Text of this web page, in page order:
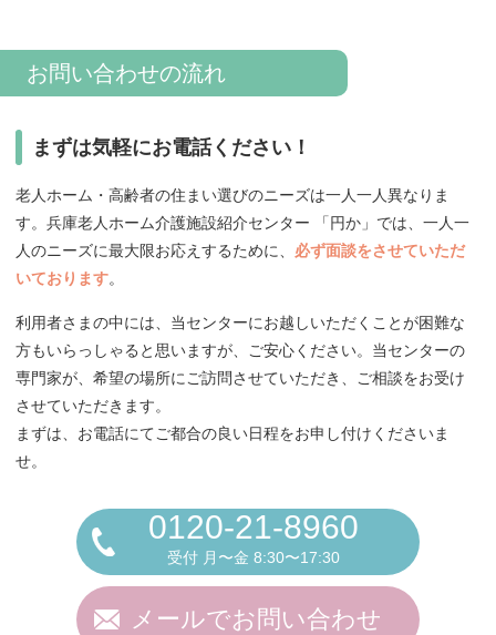
お問い合わせの流れ
まずは気軽にお電話ください！
老人ホーム・高齢者の住まい選びのニーズは一人一人異なりま
す。兵庫老人ホーム介護施設紹介センター 「円か」では、一人一
人のニーズに最大限お応えするために、 必ず面談をさせていただ
いております。
利用者さまの中には、当センターにお越しいただくことが困難な
方もいらっしゃると思いますが、ご安心ください。当センターの
専門家が、希望の場所にご訪問させていただき、ご相談をお受け
させていただきます。
まずは、お電話にてご都合の良い日程をお申し付けくださいま
せ。
0120-21-8960
受付 月〜金 8:30〜17:30
メールでお問い合わせ